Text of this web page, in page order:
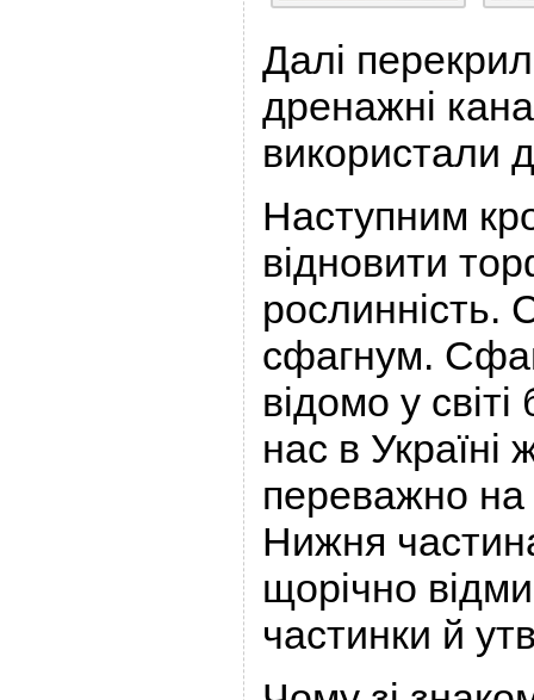
Далі
дренажні
використали
Наступним
відновити
рослинність.
сфагнум.
відомо у
нас в Україні
переважно на
Нижня
щорічно
частинки й